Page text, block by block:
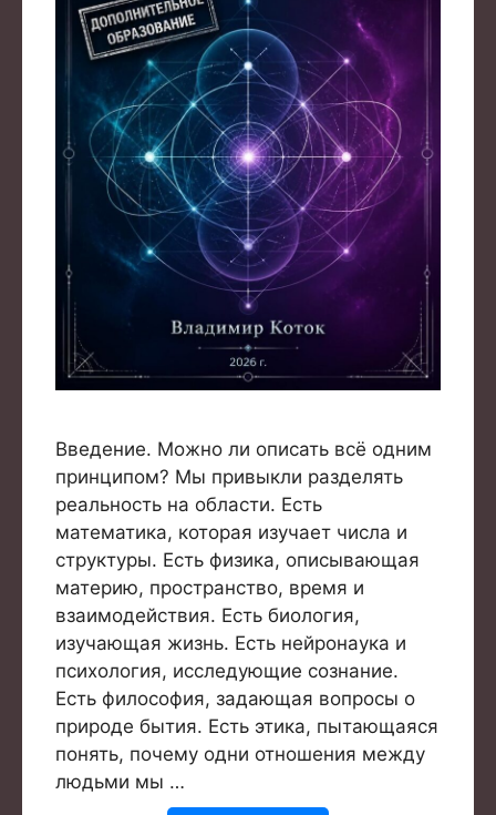
Введение. Можно ли описать всё одним
принципом? Мы привыкли разделять
реальность на области. Есть
математика, которая изучает числа и
структуры. Есть физика, описывающая
материю, пространство, время и
взаимодействия. Есть биология,
изучающая жизнь. Есть нейронаука и
психология, исследующие сознание.
Есть философия, задающая вопросы о
природе бытия. Есть этика, пытающаяся
понять, почему одни отношения между
людьми мы …